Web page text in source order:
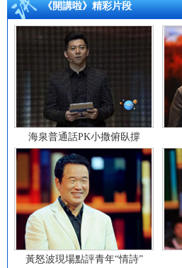
《開講啦》精彩片段
海泉普通話PK小撒俯臥撐
黃怒波現場點評青年“情詩”